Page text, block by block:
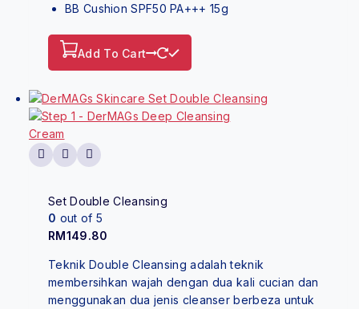
BB Cushion SPF50 PA+++ 15g
Add To Cart
Set Double Cleansing
0 out of 5
RM149.80
Teknik Double Cleansing adalah teknik
membersihkan wajah dengan dua kali cucian dan
menggunakan dua jenis cleanser berbeza untuk